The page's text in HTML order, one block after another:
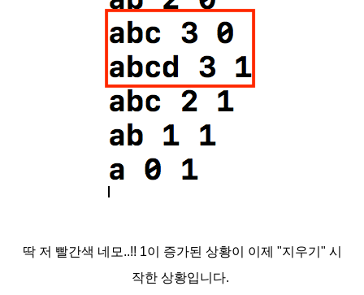
딱 저 빨간색 네모..!! 1이 증가된 상황이 이제 "지우기" 시
작한 상황입니다.